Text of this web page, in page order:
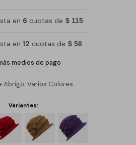
en 6 cuotas de $ 115
en 12 cuotas de $ 58
medios de pago
Abrigo. Varios Colores
Variantes: